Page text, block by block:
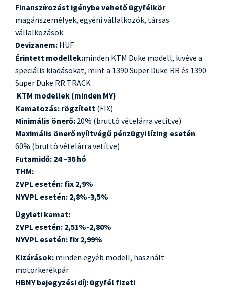
Finanszírozást igénybe vehető ügyfélkör:
magánszemélyek, egyéni vállalkozók, társas
vállalkozások
Devizanem: HUF
Érintett modellek:minden KTM Duke modell, kivéve a
speciális kiadásokat, mint a 1390 Super Duke RR és 1390
Super Duke RR TRACK
KTM modellek (minden MY)
Kamatozás: rögzített (FIX)
Minimális önerő: 20% (bruttó vételárra vetítve)
Maximális önerő nyíltvégű pénzügyi lízing esetén:
60% (bruttó vételárra vetítve)
Futamidő: 24 –36 hó
THM:
ZVPL esetén: fix 2,9%
NYVPL esetén: 2,8%-3,5%
Ügyleti kamat:
ZVPL esetén: 2,51%-2,80%
NYVPL esetén: fix 2,99%
Kizárások: minden egyéb modell, használt
motorkerékpár
HBNY bejegyzési díj: ügyfél fizeti